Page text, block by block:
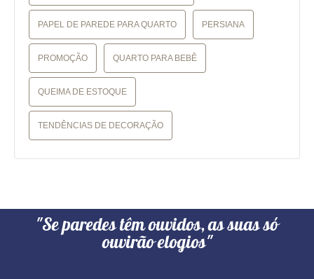
PAPEL DE PAREDE PARA QUARTO PERSIANA
PROMOÇÃO QUARTO PARA BEBÊ
QUEIMA DE ESTOQUE
TENDÊNCIAS DE DECORAÇÃO
"Se paredes têm ouvidos, as suas só
ouvirão elogios"